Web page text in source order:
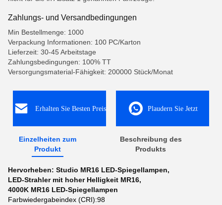
Zahlungs- und Versandbedingungen
Min Bestellmenge: 1000
Verpackung Informationen: 100 PC/Karton
Lieferzeit: 30-45 Arbeitstage
Zahlungsbedingungen: 100% TT
Versorgungsmaterial-Fähigkeit: 200000 Stück/Monat
Erhalten Sie Besten Preis Plaudern Sie Jetzt
Einzelheiten zum
Produkt
Beschreibung des
Produkts
Hervorheben: Studio MR16 LED-Spiegellampen,
LED-Strahler mit hoher Helligkeit MR16,
4000K MR16 LED-Spiegellampen
Farbwiedergabeindex (CRI):98